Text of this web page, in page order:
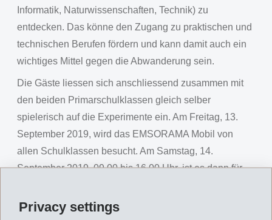
Privacy settings
Informatik, Naturwissenschaften, Technik) zu
entdecken. Das könne den Zugang zu praktischen und
technischen Berufen fördern und kann damit auch ein
wichtiges Mittel gegen die Abwanderung sein.
Die Gäste liessen sich anschliessend zusammen mit
den beiden Primarschulklassen gleich selber
spielerisch auf die Experimente ein. Am Freitag, 13.
September 2019, wird das EMSORAMA Mobil von
allen Schulklassen besucht. Am Samstag, 14.
September 2019, 09.00 bis 16.00 Uhr, ist es dann für
Danach fährt das EMSORAMA Mobil weiter nach